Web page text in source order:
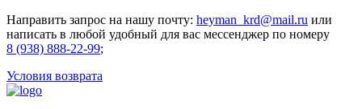
Направить запрос на нашу почту: heyman_krd@mail.ru или
написать в любой удобный для вас мессенджер по номеру
8 (938) 888-22-99;
Условия возврата